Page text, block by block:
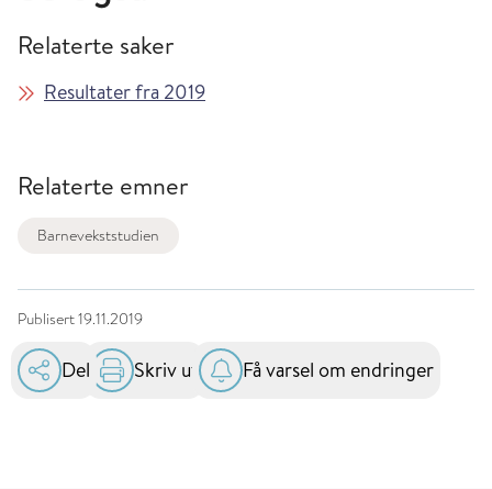
Relaterte saker
Resultater fra 2019
Relaterte emner
Barnevekststudien
Publisert19.11.2019
Del Skriv ut Få varsel om endringer